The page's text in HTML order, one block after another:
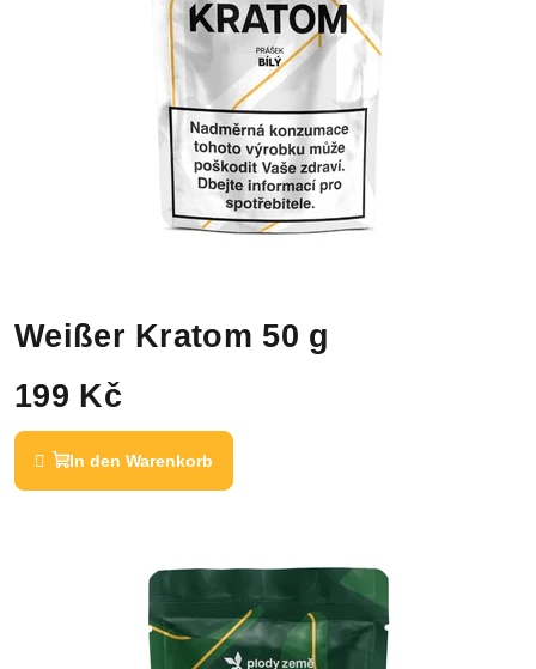
Weißer Kratom 50 g
199 Kč
In den Warenkorb